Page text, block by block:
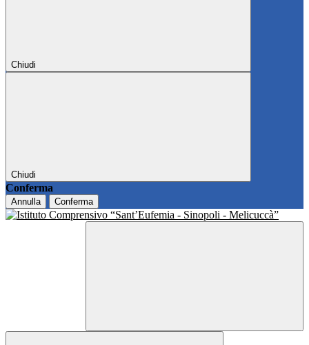
Chiudi
Chiudi
Conferma
Annulla Conferma